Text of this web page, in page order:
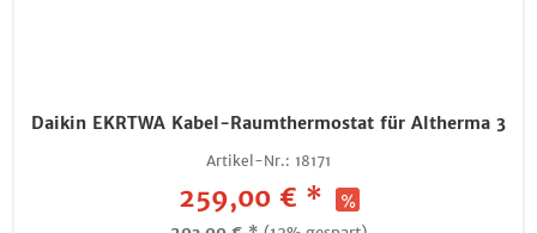
Daikin EKRTWA Kabel-Raumthermostat für Altherma 3
Artikel-Nr.: 18171
259,00 € *